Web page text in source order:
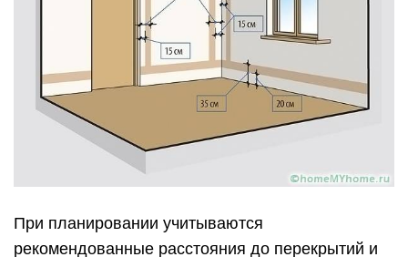
При планировании учитываются
рекомендованные расстояния до перекрытий и